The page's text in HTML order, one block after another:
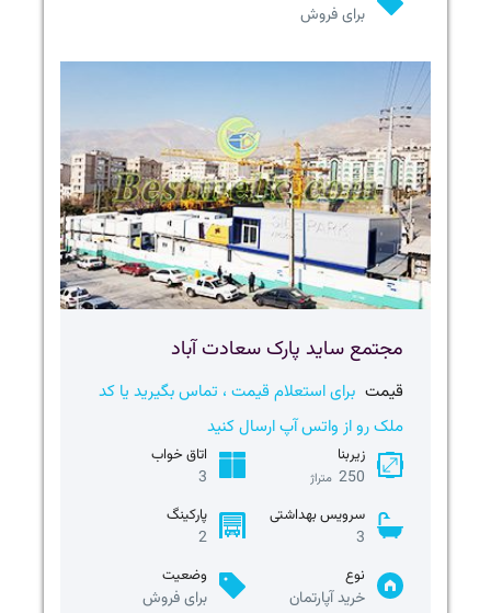
برای فروش
مجتمع ساید پارک سعادت آباد
قیمت برای استعلام قیمت ، تماس بگیرید یا کد
ملک رو از واتس آپ ارسال کنید
زیربنا
250 متراژ
اتاق خواب
3
سرویس بهداشتی
3
پارکینگ
2
نوع
خرید آپارتمان
وضعیت
برای فروش